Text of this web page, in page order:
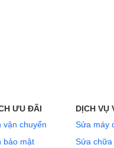
ƯU ĐÃI
vận chuyển
bảo mật
DỊCH VỤ
Sửa máy
Sửa